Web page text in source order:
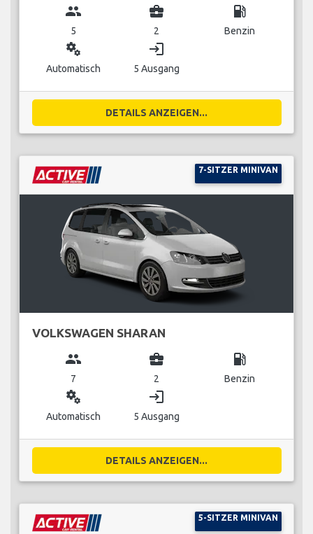
group
5
business_center
2
local_gas_station
Benzin
miscellaneous_services
Automatisch
login
5 Ausgang
DETAILS ANZEIGEN...
7-SITZER MINIVAN
VOLKSWAGEN SHARAN
group
7
business_center
2
local_gas_station
Benzin
miscellaneous_services
Automatisch
login
5 Ausgang
DETAILS ANZEIGEN...
5-SITZER MINIVAN